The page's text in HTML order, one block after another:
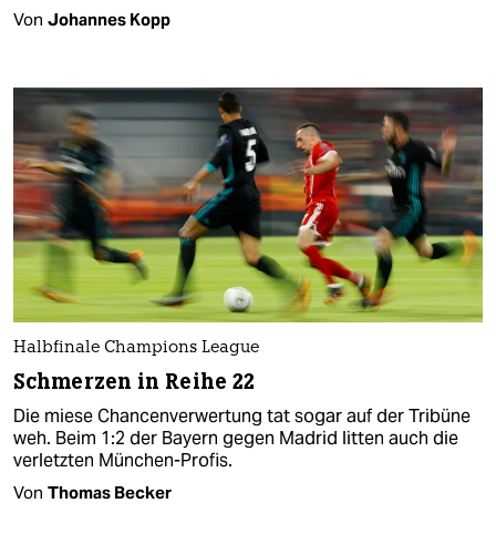
Von Johannes Kopp
Halbfinale Champions League
Schmerzen in Reihe 22
Die miese Chancenverwertung tat sogar auf der Tribüne
weh. Beim 1:2 der Bayern gegen Madrid litten auch die
verletzten München-Profis.
Von Thomas Becker